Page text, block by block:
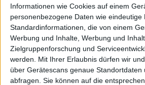
Informationen wie Cookies auf einem
personenbezogene Daten wie eindeutige
Standardinformationen, die von einem
Werbung und Inhalte, Werbung und
Zielgruppenforschung und
werden.
Mit Ihrer Erlaubnis dürfen wir
über Gerätescans genaue Standortdaten
abfragen. Sie können auf die